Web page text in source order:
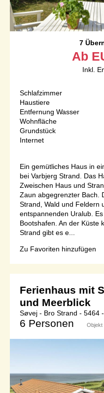
7
Ab
Inkl.
Schlafzimmer
Haustiere
Entfernung Wasser
Wohnfläche
Grundstück
Internet
Ein gemütliches Haus in
bei Varbjerg Strand. Das
Zweischen Haus und
Zaun abgegrenzter Bach.
Strand, Wald und Feldern
entspannenden Uralub.
Bootshafen. An der Küste
Strand gibt es e...
Zu Favoriten hinzufügen
Ferienhaus mit
und Meerblick
Søvej - Bro Strand - 5464
6 Personen Objekt